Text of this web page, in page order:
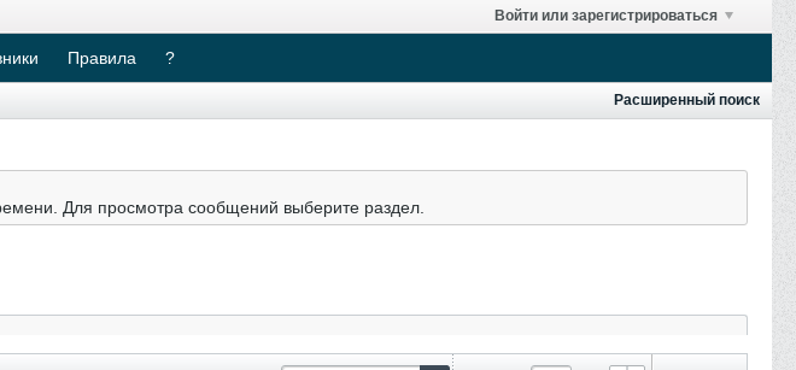
Войти или зарегистрироваться
Правила ?
Расширенный поиск
Для просмотра сообщений выберите раздел.